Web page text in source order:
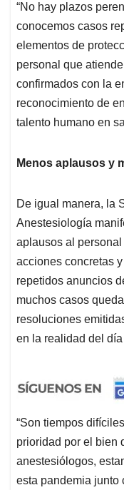
“No hay plazos
conocemos casos
elementos de
personal que
confirmados con la
reconocimiento de
talento humano en
Menos aplausos y
De igual manera, la
Anestesiología
aplausos al
acciones concretas
repetidos anuncios
muchos casos
resoluciones
en la realidad del
“Son tiempos
prioridad por el bien
anestesiólogos,
esta pandemia junto